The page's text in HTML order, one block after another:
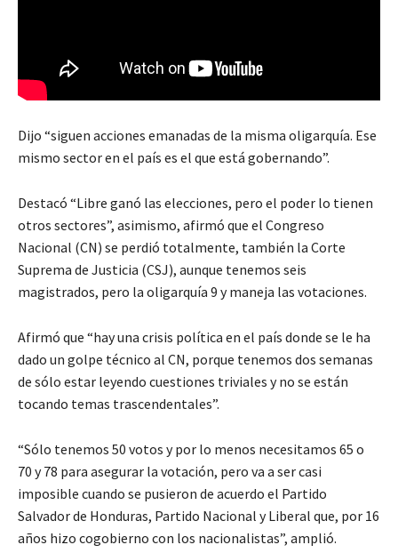
Dijo “siguen acciones emanadas de la misma oligarquía. Ese
mismo sector en el país es el que está gobernando”.
Destacó “Libre ganó las elecciones, pero el poder lo tienen
otros sectores”, asimismo, afirmó que el Congreso
Nacional (CN) se perdió totalmente, también la Corte
Suprema de Justicia (CSJ), aunque tenemos seis
magistrados, pero la oligarquía 9 y maneja las votaciones.
Afirmó que “hay una crisis política en el país donde se le ha
dado un golpe técnico al CN, porque tenemos dos semanas
de sólo estar leyendo cuestiones triviales y no se están
tocando temas trascendentales”.
“Sólo tenemos 50 votos y por lo menos necesitamos 65 o
70 y 78 para asegurar la votación, pero va a ser casi
imposible cuando se pusieron de acuerdo el Partido
Salvador de Honduras, Partido Nacional y Liberal que, por 16
años hizo cogobierno con los nacionalistas”, amplió.